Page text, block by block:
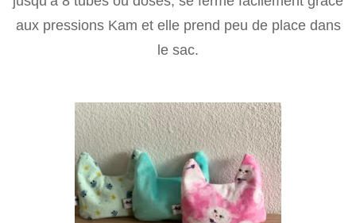
aux pressions Kam et elle prend peu de place dans
le sac.